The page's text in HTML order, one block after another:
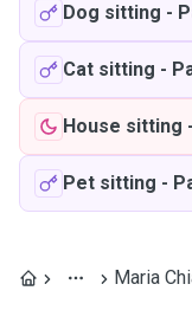
Dog sitting -
Cat sitting -
House sitting -
Pet sitting -
Maria